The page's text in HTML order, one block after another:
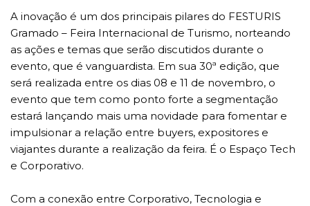
A inovação é um dos principais pilares do FESTURIS
Gramado – Feira Internacional de Turismo, norteando
as ações e temas que serão discutidos durante o
evento, que é vanguardista. Em sua 30ª edição, que
será realizada entre os dias 08 e 11 de novembro, o
evento que tem como ponto forte a segmentação
estará lançando mais uma novidade para fomentar e
impulsionar a relação entre buyers, expositores e
viajantes durante a realização da feira. É o Espaço Tech
e Corporativo.
Com a conexão entre Corporativo, Tecnologia e